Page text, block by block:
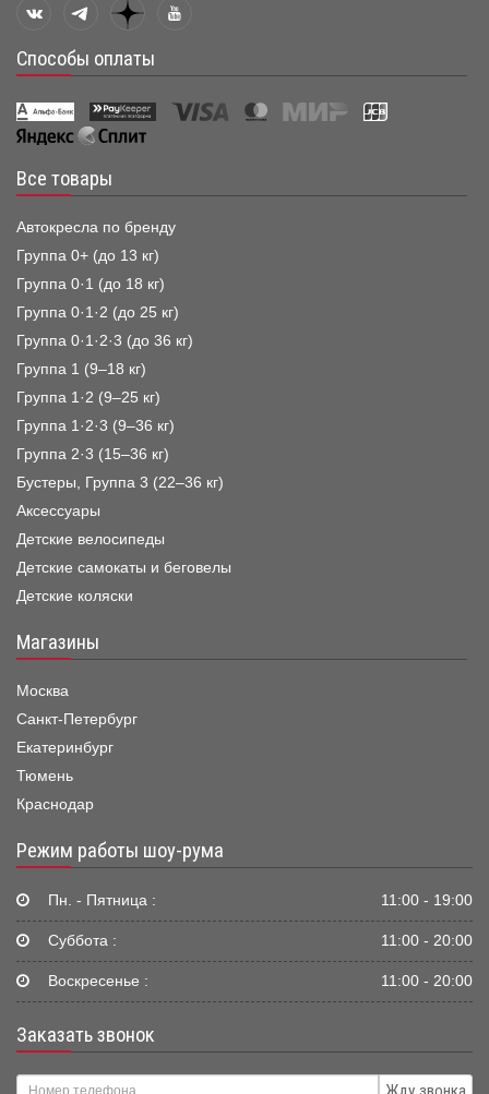
Способы оплаты
Все товары
Автокресла по бренду
Группа 0+ (до 13 кг)
Группа 0·1 (до 18 кг)
Группа 0·1·2 (до 25 кг)
Группа 0·1·2·3 (до 36 кг)
Группа 1 (9–18 кг)
Группа 1·2 (9–25 кг)
Группа 1·2·3 (9–36 кг)
Группа 2·3 (15–36 кг)
Бустеры, Группа 3 (22–36 кг)
Аксессуары
Детские велосипеды
Детские самокаты и беговелы
Детские коляски
Магазины
Москва
Санкт-Петербург
Екатеринбург
Тюмень
Краснодар
Режим работы шоу-рума
Пн. - Пятница : 11:00 - 19:00
Суббота : 11:00 - 20:00
Воскресенье : 11:00 - 20:00
Заказать звонок